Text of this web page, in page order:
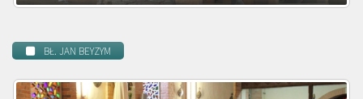
BŁ. JAN BEYZYM